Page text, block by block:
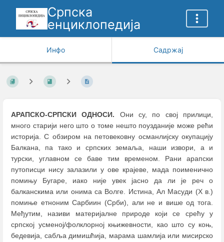
Српска
енциклопедија
Инфо Садржај
АРАПСКО-СРПСКИ ОДНОСИ. Они су, по свој прилици,
много старији него што о томе нешто поузданије може рећи
историја. С обзиром на петовековну османлијску окупацију
Балкана, па тако и српских земаља, наши извори, а и
турски, углавном се баве тим временом. Рани арапски
путописци нису залазили у ове крајеве, мада поименично
помињу Бугаре, иако није увек јасно да ли је реч о
балканскима или онима са Волге. Истина, Ал Масуди (X в.)
помиње етноним Сарбиин (Срби), али не и више од тога.
Међутим, називи материјалне природе који се срећу у
српској усменој/фолклорној књижевности, као што су коњ,
бедевија, сабља димишћија, марама шамлија или мисирско